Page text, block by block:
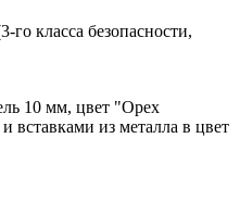
класса безопасности,
10 мм, цвет "Орех
вставками из металла в цвет